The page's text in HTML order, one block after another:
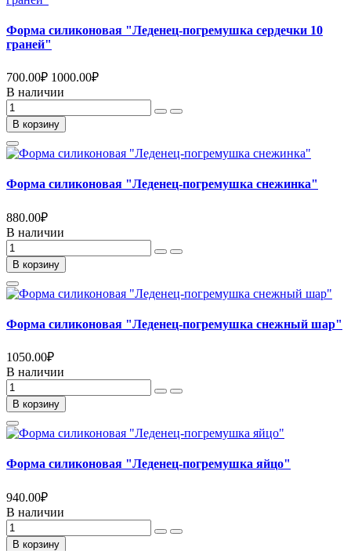
Форма силиконовая "Леденец-погремушка сердечки 10
граней"
700.00₽ 1000.00₽
В наличии
В корзину
Форма силиконовая "Леденец-погремушка снежинка"
880.00₽
В наличии
В корзину
Форма силиконовая "Леденец-погремушка снежный шар"
1050.00₽
В наличии
В корзину
Форма силиконовая "Леденец-погремушка яйцо"
940.00₽
В наличии
В корзину